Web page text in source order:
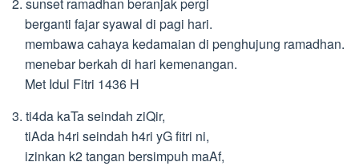
berganti fajar syawal di pagi hari.
membawa cahaya kedamaian di penghujung ramadhan.
menebar berkah di hari kemenangan.
Met Idul Fitri 1436 H
3. ti4da kaTa seindah ziQir,
tiAda h4ri seindah h4ri yG fitri ni,
izinkan k2 tangan bersimpuh maAf,